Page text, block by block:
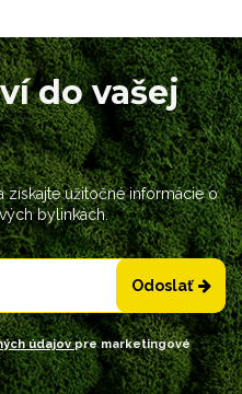
do vašej
získajte užitočné informácie o
bylinkách.
Odoslať
údajovpre marketingové